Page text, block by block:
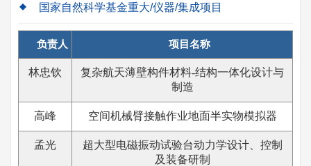
国家自然科学基金重大/仪器/集成项目
负责人 项目名称
林忠钦
复杂航天薄壁构件材料-结构一体化设计与
制造
高峰 空间机械臂接触作业地面半实物模拟器
孟光
超大型电磁振动试验台动力学设计、控制
及装备研制